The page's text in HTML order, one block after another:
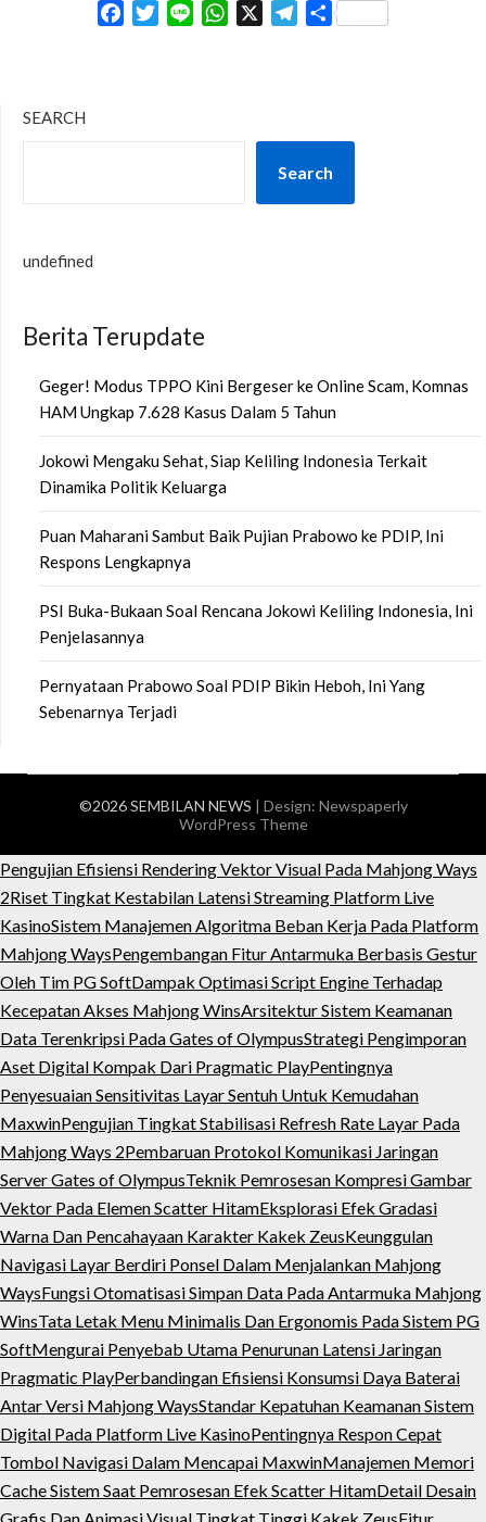
FacebookTwitterLine WhatsApp Telegram
Share
SEARCH
Search
undefined
Berita Terupdate
Geger! Modus TPPO Kini Bergeser ke Online Scam, Komnas
HAM Ungkap 7.628 Kasus Dalam 5 Tahun
Jokowi Mengaku Sehat, Siap Keliling Indonesia Terkait
Dinamika Politik Keluarga
Puan Maharani Sambut Baik Pujian Prabowo ke PDIP, Ini
Respons Lengkapnya
PSI Buka-Bukaan Soal Rencana Jokowi Keliling Indonesia, Ini
Penjelasannya
Pernyataan Prabowo Soal PDIP Bikin Heboh, Ini Yang
Sebenarnya Terjadi
©2026 SEMBILAN NEWS | Design: Newspaperly
WordPress Theme
Pengujian Efisiensi Rendering Vektor Visual Pada Mahjong Ways
2Riset Tingkat Kestabilan Latensi Streaming Platform Live
KasinoSistem Manajemen Algoritma Beban Kerja Pada Platform
Mahjong WaysPengembangan Fitur Antarmuka Berbasis Gestur
Oleh Tim PG SoftDampak Optimasi Script Engine Terhadap
Kecepatan Akses Mahjong WinsArsitektur Sistem Keamanan
Data Terenkripsi Pada Gates of OlympusStrategi Pengimporan
Aset Digital Kompak Dari Pragmatic PlayPentingnya
Penyesuaian Sensitivitas Layar Sentuh Untuk Kemudahan
MaxwinPengujian Tingkat Stabilisasi Refresh Rate Layar Pada
Mahjong Ways 2Pembaruan Protokol Komunikasi Jaringan
Server Gates of OlympusTeknik Pemrosesan Kompresi Gambar
Vektor Pada Elemen Scatter HitamEksplorasi Efek Gradasi
Warna Dan Pencahayaan Karakter Kakek ZeusKeunggulan
Navigasi Layar Berdiri Ponsel Dalam Menjalankan Mahjong
WaysFungsi Otomatisasi Simpan Data Pada Antarmuka Mahjong
WinsTata Letak Menu Minimalis Dan Ergonomis Pada Sistem PG
SoftMengurai Penyebab Utama Penurunan Latensi Jaringan
Pragmatic PlayPerbandingan Efisiensi Konsumsi Daya Baterai
Antar Versi Mahjong WaysStandar Kepatuhan Keamanan Sistem
Digital Pada Platform Live KasinoPentingnya Respon Cepat
Tombol Navigasi Dalam Mencapai MaxwinManajemen Memori
Cache Sistem Saat Pemrosesan Efek Scatter HitamDetail Desain
Grafis Dan Animasi Visual Tingkat Tinggi Kakek ZeusFitur